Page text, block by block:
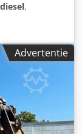
diesel,
Csdsvxh
Advertentie